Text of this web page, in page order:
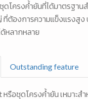
โครงค้ำยันที่ได้มาตรฐาน
ที่ต้องการความแข็งแรงสูง
ด้หลากหลาย
Outstanding feature
รือชุดโครงค้ำยัน เหมาะสำ